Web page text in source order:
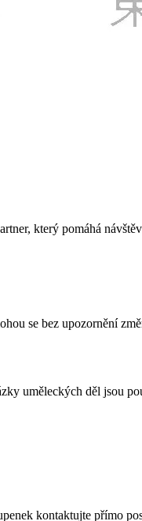
který pomáhá
se bez upozornění
uměleckých děl jsou
kontaktujte přímo